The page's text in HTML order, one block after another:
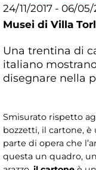
24/11/2017 - 06/05/
Musei di Villa
Una trentina di
italiano
disegnare nella
Smisurato rispetto
bozzetti, il cartone, è
parte di opera che
questa un quadro,